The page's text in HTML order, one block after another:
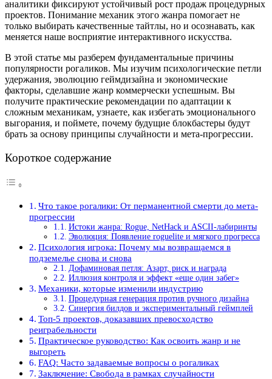
аналитики фиксируют устойчивый рост продаж процедурных
проектов. Понимание механик этого жанра помогает не
только выбирать качественные тайтлы, но и осознавать, как
меняется наше восприятие интерактивного искусства.
В этой статье мы разберем фундаментальные причины
популярности рогаликов. Мы изучим психологические петли
удержания, эволюцию геймдизайна и экономические
факторы, сделавшие жанр коммерчески успешным. Вы
получите практические рекомендации по адаптации к
сложным механикам, узнаете, как избегать эмоционального
выгорания, и поймете, почему будущие блокбастеры будут
брать за основу принципы случайности и мета-прогрессии.
Короткое содержание
Что такое рогалики: От перманентной смерти до мета-
прогрессии
Истоки жанра: Rogue, NetHack и ASCII-лабиринты
Эволюция: Появление roguelite и мягкого прогресса
Психология игрока: Почему мы возвращаемся в
подземелье снова и снова
Дофаминовая петля: Азарт, риск и награда
Иллюзия контроля и эффект «еще один забег»
Механики, которые изменили индустрию
Процедурная генерация против ручного дизайна
Синергия билдов и экспериментальный геймплей
Топ-5 проектов, доказавших превосходство
реиграбельности
Практическое руководство: Как освоить жанр и не
выгореть
FAQ: Часто задаваемые вопросы о рогаликах
Заключение: Свобода в рамках случайности